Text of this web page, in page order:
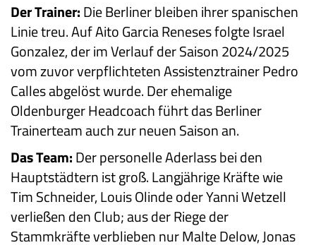
Der Trainer:Die Berliner bleiben ihrer spanischen
Linie treu. Auf Aito Garcia Reneses folgte Israel
Gonzalez, der im Verlauf der Saison 2024/2025
vom zuvor verpflichteten Assistenztrainer Pedro
Calles abgelöst wurde. Der ehemalige
Oldenburger Headcoach führt das Berliner
Trainerteam auch zur neuen Saison an.
Das Team:Der personelle Aderlass bei den
Hauptstädtern ist groß. Langjährige Kräfte wie
Tim Schneider, Louis Olinde oder Yanni Wetzell
verließen den Club; aus der Riege der
Stammkräfte verblieben nur Malte Delow, Jonas